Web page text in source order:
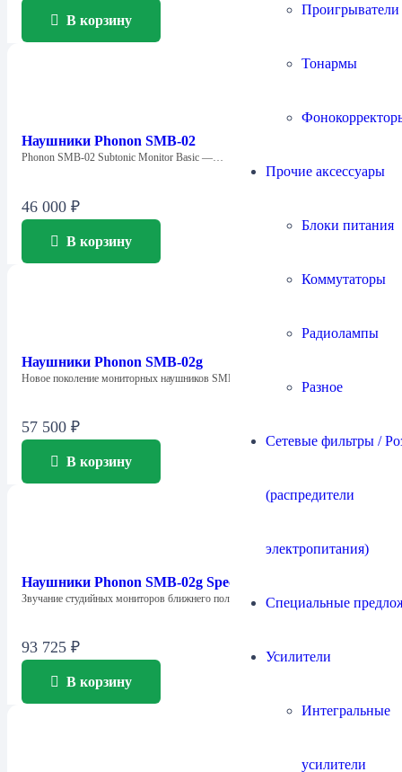
Тонармы
Прочие аксессуары
Блоки питания
Коммутаторы
Радиолампы
Разное
Сетевые фильтры /
(распредители
электропитания)
Специальные
Усилители
Интегральные
усилители
В корзину
Наушники Phonon SMB-02
Phonon SMB-02 Subtonic Monitor Basic —…
46 000 ₽
В корзину
Наушники Phonon SMB-02g
Новое поколение мониторных наушников SMB-02 с…
57 500 ₽
В корзину
Наушники Phonon SMB-02g Special Edition
Звучание студийных мониторов ближнего поля реализовано…
93 725 ₽
В корзину